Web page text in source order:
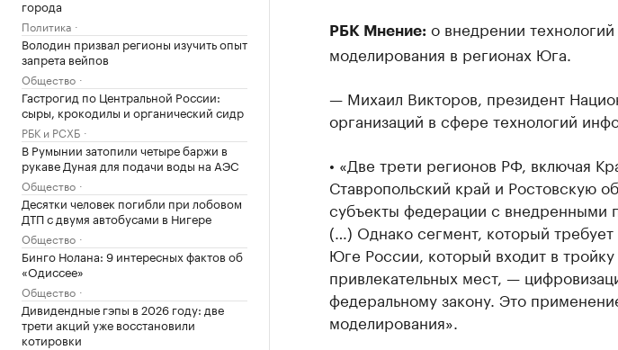
города
Политика
Володин призвал регионы изучить опыт
запрета вейпов
Общество
Гастрогид по Центральной России:
сыры, крокодилы и органический сидр
РБК и РСХБ
В Румынии затопили четыре баржи в
рукаве Дуная для подачи воды на АЭС
Общество
Десятки человек погибли при лобовом
ДТП с двумя автобусами в Нигере
Общество
Бинго Нолана: 9 интересных фактов об
«Одиссее»
Общество
Дивидендные гэпы в 2026 году: две
трети акций уже восстановили
котировки
РБК Мнение:о внедрении
моделирования в регионах Юга.
— Михаил Викторов, президент
организаций в сфере технологий
• «Две трети регионов РФ, включая
Ставропольский край и Ростовскую
субъекты федерации с внедренными
(…) Однако сегмент, который
Юге России, который входит в
привлекательных мест, —
федеральному закону. Это
моделирования».